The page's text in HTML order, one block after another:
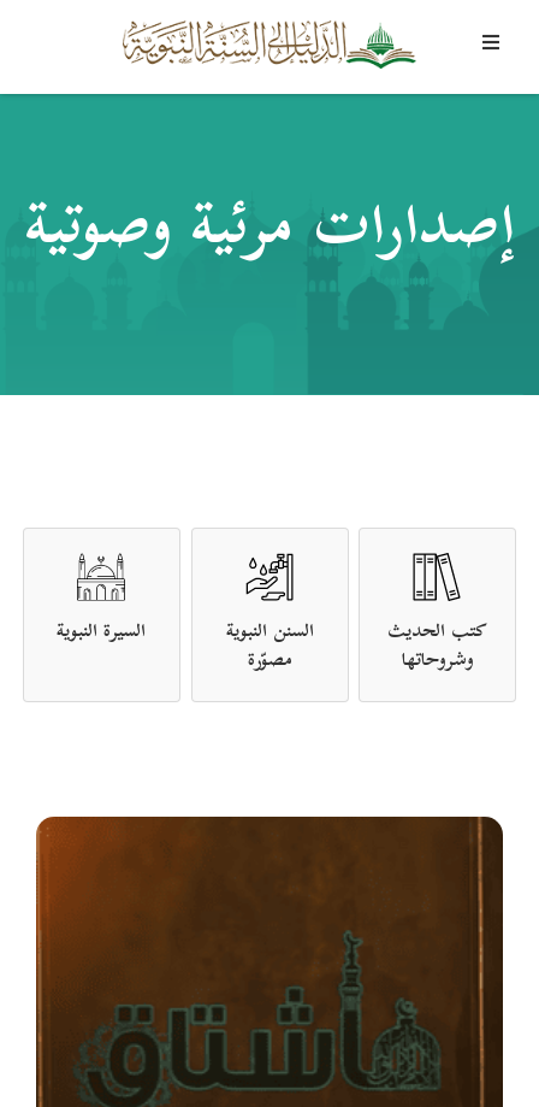
إصدارات مرئية وصوتية
كتب الحديث
وشروحاتها
السنن النبوية
مصوّرة
السيرة النبوية